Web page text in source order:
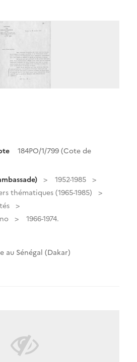
184PO/1/799 (Cote de
1952-1985
thématiques (1965-1985)
1966-1974.
au Sénégal (Dakar)